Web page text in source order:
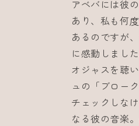
アベバには彼
あり、私も何
あるのですが
に感動しまし
オジャスを聴
ュの「ブロー
チェックしな
なる彼の音楽